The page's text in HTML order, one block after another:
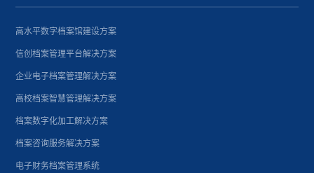
高水平数字档案馆建设方案
信创档案管理平台解决方案
企业电子档案管理解决方案
高校档案智慧管理解决方案
档案数字化加工解决方案
档案咨询服务解决方案
电子财务档案管理系统